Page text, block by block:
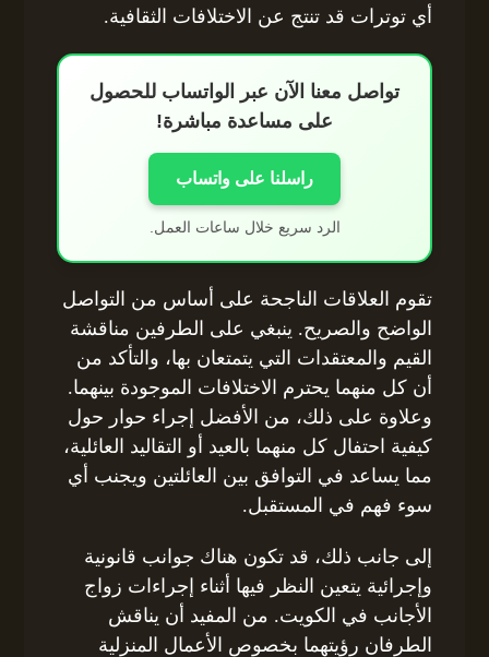
أي توترات قد تنتج عن الاختلافات الثقافية.
تواصل معنا الآن عبر الواتساب للحصول
على مساعدة مباشرة!
راسلنا على واتساب
الرد سريع خلال ساعات العمل.
تقوم العلاقات الناجحة على أساس من التواصل
الواضح والصريح. ينبغي على الطرفين مناقشة
القيم والمعتقدات التي يتمتعان بها، والتأكد من
أن كل منهما يحترم الاختلافات الموجودة بينهما.
وعلاوة على ذلك، من الأفضل إجراء حوار حول
كيفية احتفال كل منهما بالعيد أو التقاليد العائلية،
مما يساعد في التوافق بين العائلتين ويجنب أي
سوء فهم في المستقبل.
إلى جانب ذلك، قد تكون هناك جوانب قانونية
وإجرائية يتعين النظر فيها أثناء إجراءات زواج
الأجانب في الكويت. من المفيد أن يناقش
الطرفان رؤيتهما بخصوص الأعمال المنزلية